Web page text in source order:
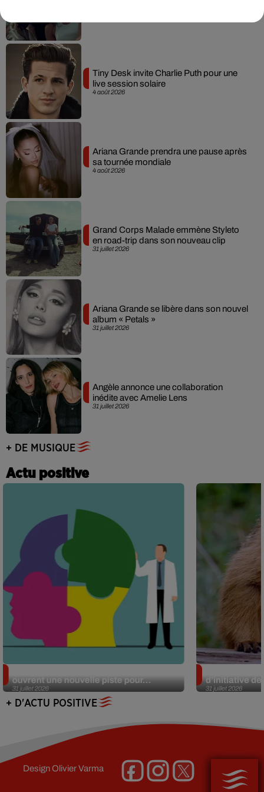
4 août 2026
Tiny Desk invite Charlie Puth pour une
live session solaire
4 août 2026
Ariana Grande prendra une pause après
sa tournée mondiale
31 juillet 2026
Grand Corps Malade emmène Styleto
en road-trip dans son nouveau clip
31 juillet 2026
Ariana Grande se libère dans son nouvel
album « Petals »
31 juillet 2026
Angèle annonce une collaboration
inédite avec Amelie Lens
+ DE MUSIQUE
Actu positive
31 juillet 2026
ouvrent une nouvelle piste pour...
31 juillet 2026
d’initiative
+ D'ACTU POSITIVE
DesignOlivier Varma